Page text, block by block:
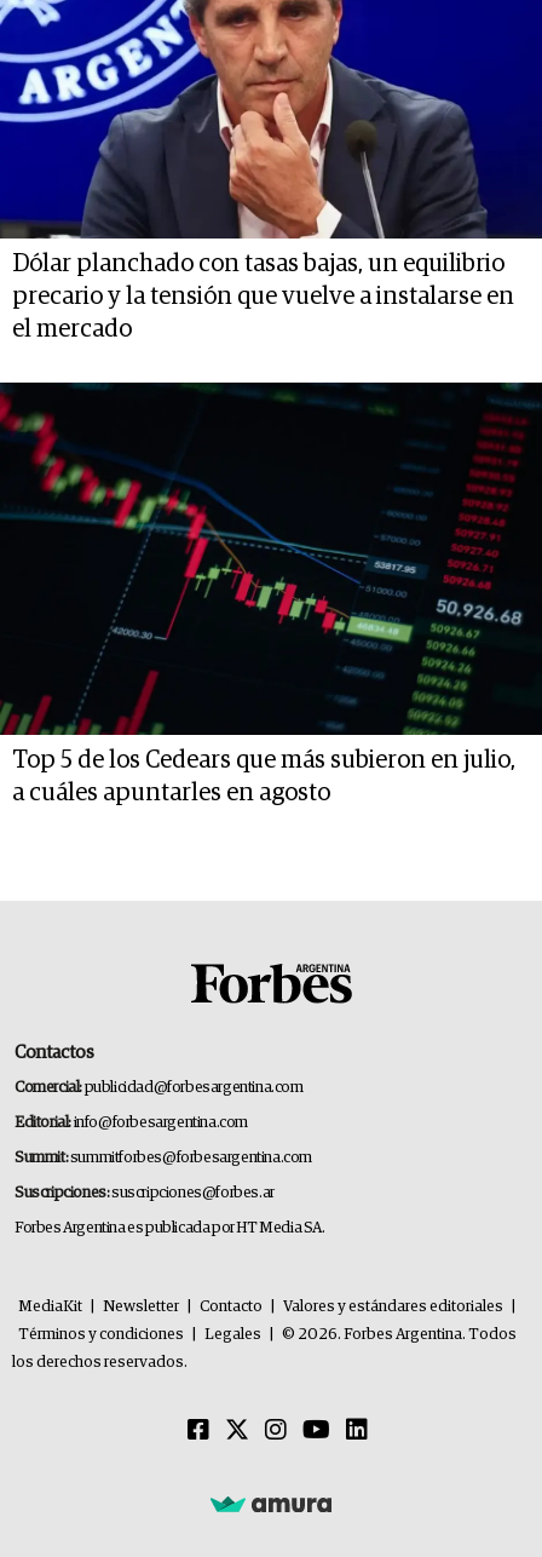
Dólar planchado con tasas bajas, un equilibrio
precario y la tensión que vuelve a instalarse en
el mercado
Top 5 de los Cedears que más subieron en julio,
a cuáles apuntarles en agosto
Contactos
Comercial:publicidad@forbesargentina.com
Editorial:info@forbesargentina.com
Summit:summitforbes@forbesargentina.com
Suscripciones:suscripciones@forbes.ar
Forbes Argentina es publicada por HT Media SA.
MediaKit Newsletter Contacto Valores y estándares editoriales
Términos y condiciones
Legales
© 2026. Forbes Argentina. Todos
los derechos reservados.